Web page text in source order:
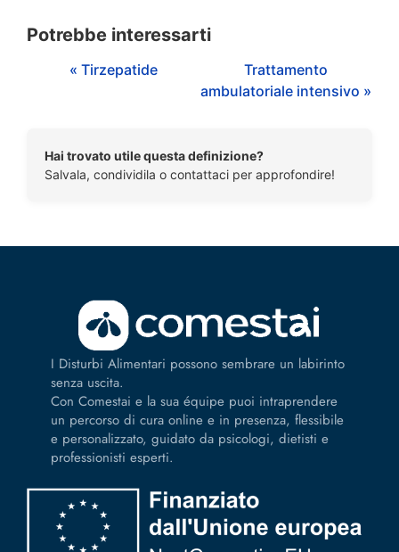
Potrebbe interessarti
« Tirzepatide
Trattamento
ambulatoriale intensivo »
Hai trovato utile questa definizione?
Salvala, condividila o contattaci per approfondire!
I Disturbi Alimentari possono sembrare un labirinto
senza uscita.
Con Comestai e la sua équipe puoi intraprendere
un percorso di cura online e in presenza, flessibile
e personalizzato, guidato da psicologi, dietisti e
professionisti esperti.